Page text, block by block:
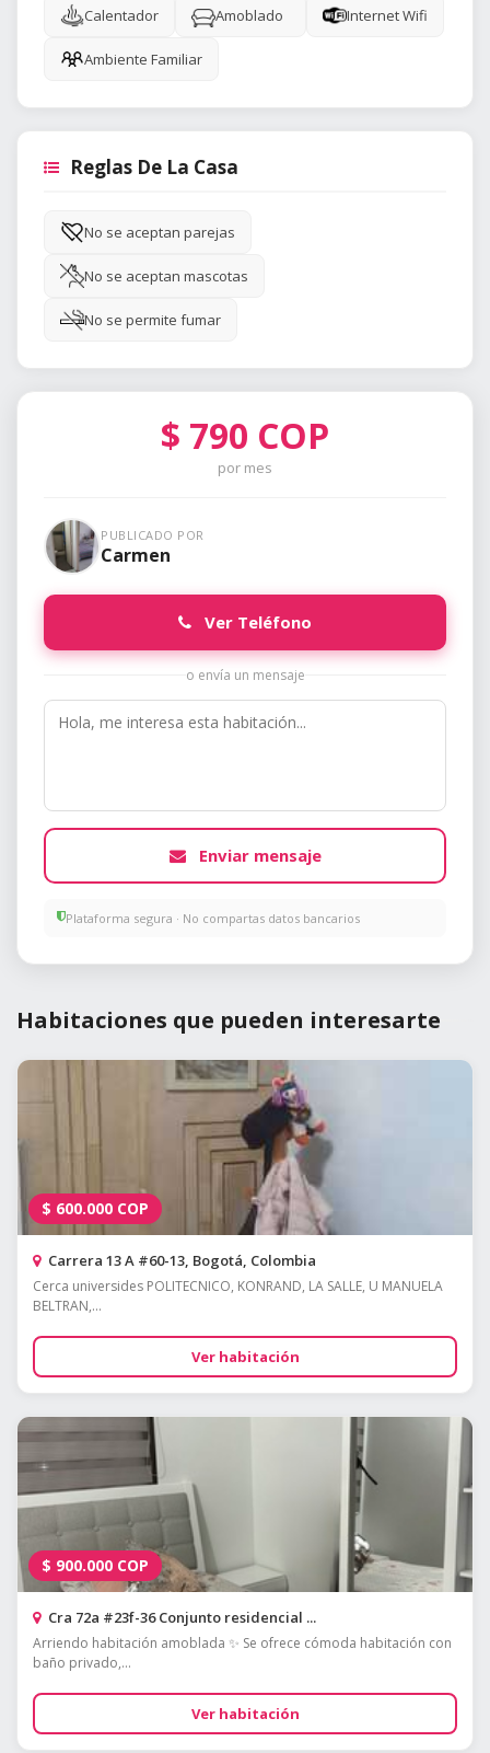
Calentador Amoblado Internet Wifi
Ambiente Familiar
Reglas De La Casa
No se aceptan parejas
No se aceptan mascotas
No se permite fumar
$ 790 COP
por mes
PUBLICADO POR
Carmen
Ver Teléfono
o envía un mensaje
Enviar mensaje
Plataforma segura · No compartas datos bancarios
Habitaciones que pueden interesarte
$ 600.000 COP
Carrera 13 A #60-13, Bogotá, Colombia
Cerca universides POLITECNICO, KONRAND, LA SALLE, U MANUELA
BELTRAN,...
Ver habitación
$ 900.000 COP
Cra 72a #23f-36 Conjunto residencial ...
Arriendo habitación amoblada ✨ Se ofrece cómoda habitación con
baño privado,...
Ver habitación